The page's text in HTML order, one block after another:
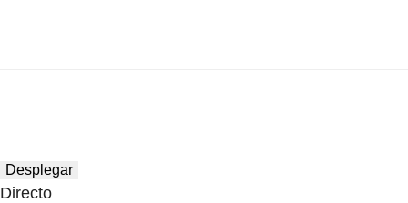
Desplegar
Directo